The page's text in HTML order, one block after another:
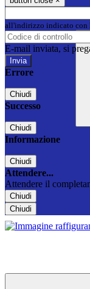
all'indirizzo indicato con
E-mail inviata, si
Errore
Chiudi
Successo
Chiudi
Informazione
Chiudi
Attendere...
Attendere il
Chiudi
Chiudi